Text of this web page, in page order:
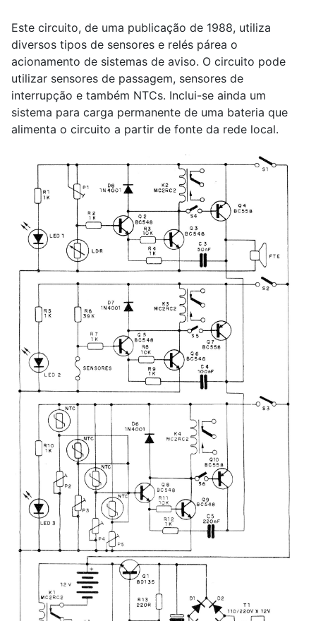
Este circuito, de uma publicação de 1988, utiliza
diversos tipos de sensores e relés párea o
acionamento de sistemas de aviso. O circuito pode
utilizar sensores de passagem, sensores de
interrupção e também NTCs. Inclui-se ainda um
sistema para carga permanente de uma bateria que
alimenta o circuito a partir de fonte da rede local.